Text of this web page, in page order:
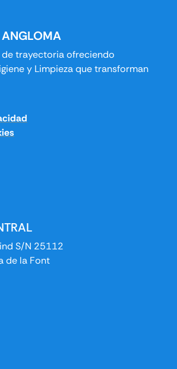
de trayectoria ofreciendo
y Limpieza que transforman
S/N 25112
de la Font